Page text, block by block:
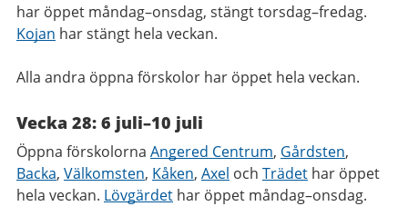
har öppet måndag–onsdag, stängt torsdag–fredag.
Kojan har stängt hela veckan.
Alla andra öppna förskolor har öppet hela veckan.
Vecka 28: 6 juli–10 juli
Öppna förskolorna Angered Centrum, Gårdsten,
Backa, Välkomsten, Kåken, Axel och Trädet har öppet
hela veckan. Lövgärdet har öppet måndag–onsdag.